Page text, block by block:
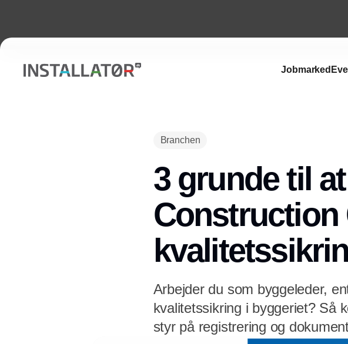
Jobmarked
Branchen
3 grunde til
Construction
Arbejder du som byggeleder,
kvalitetssikring i byggeriet? Så
styr på registrering og